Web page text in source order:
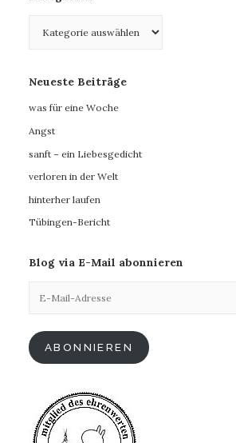
Neueste Beiträge
was für eine Woche
Angst
sanft – ein Liebesgedicht
verloren in der Welt
hinterher laufen
Tübingen-Bericht
Blog via E-Mail abonnieren
Mail-
ABONNIEREN